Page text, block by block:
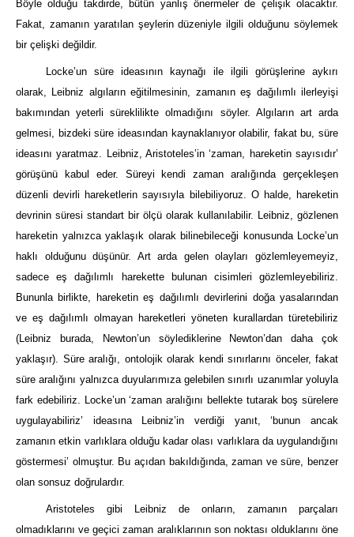
Böyle olduğu takdirde, bütün yanlış önermeler de çelişik olacaktır.
Fakat, zamanın yaratılan şeylerin düzeniyle ilgili olduğunu söylemek
bir çelişki değildir.
Locke’un süre ideasının kaynağı ile ilgili görüşlerine aykırı
olarak, Leibniz algıların eğitilmesinin, zamanın eş dağılımlı ilerleyişi
bakımından yeterli süreklilikte olmadığını söyler. Algıların art arda
gelmesi, bizdeki süre ideasından kaynaklanıyor olabilir, fakat bu, süre
ideasını yaratmaz. Leibniz, Aristoteles’in ‘zaman, hareketin sayısıdır’
görüşünü kabul eder. Süreyi kendi zaman aralığında gerçekleşen
düzenli devirli hareketlerin sayısıyla bilebiliyoruz. O halde, hareketin
devrinin süresi standart bir ölçü olarak kullanılabilir. Leibniz, gözlenen
hareketin yalnızca yaklaşık olarak bilinebileceği konusunda Locke’un
haklı olduğunu düşünür. Art arda gelen olayları gözlemleyemeyiz,
sadece eş dağılımlı harekette bulunan cisimleri gözlemleyebiliriz.
Bununla birlikte, hareketin eş dağılımlı devirlerini doğa yasalarından
ve eş dağılımlı olmayan hareketleri yöneten kurallardan türetebiliriz
(Leibniz burada, Newton’un söylediklerine Newton’dan daha çok
yaklaşır). Süre aralığı, ontolojik olarak kendi sınırlarını önceler, fakat
süre aralığını yalnızca duyularımıza gelebilen sınırlı uzanımlar yoluyla
fark edebiliriz. Locke’un ‘zaman aralığını bellekte tutarak boş sürelere
uygulayabiliriz’ ideasına Leibniz’in verdiği yanıt, ‘bunun ancak
zamanın etkin varlıklara olduğu kadar olası varlıklara da uygulandığını
göstermesi’ olmuştur. Bu açıdan bakıldığında, zaman ve süre, benzer
olan sonsuz doğrulardır.
Aristoteles gibi Leibniz de onların, zamanın parçaları
olmadıklarını ve geçici zaman aralıklarının son noktası olduklarını öne